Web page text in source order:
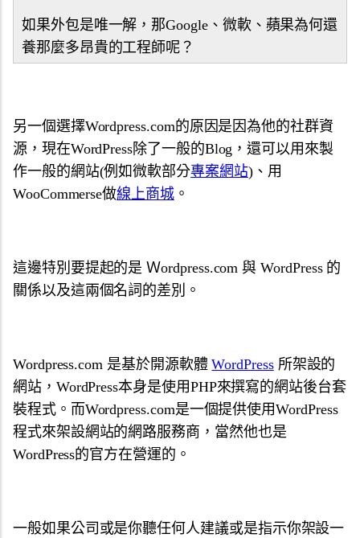
如果外包是唯一解，那Google、微軟、蘋果為何還
養那麼多昂貴的工程師呢？
另一個選擇Wordpress.com的原因是因為他的社群資
源，現在WordPress除了一般的Blog，還可以用來製
作一般的網站(例如微軟部分專案網站)、用
WooCommerse做線上商城。
這邊特別要提起的是 Ｗordpress.com 與 WordPress 的
關係以及這兩個名詞的差別。
Wordpress.com 是基於開源軟體WordPress所架設的
網站，WordPress本身是使用PHP來撰寫的網站後台套
裝程式。而Wordpress.com是一個提供使用WordPress
程式來架設網站的網路服務商，當然他也是
WordPress的官方在營運的。
一般如果公司或是你聽任何人建議或是指示你架設一